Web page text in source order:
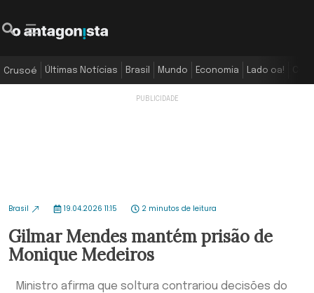
Crusoé Últimas Notícias Brasil Mundo Economia Lado oa!
Brasil 19.04.2026 11:15 2 minutos de leitura
Gilmar Mendes mantém prisão de
Monique Medeiros
Ministro afirma que soltura contrariou decisões do